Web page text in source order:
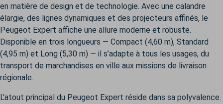
en matière de design et de technologie. Avec une calandre
élargie, des lignes dynamiques et des projecteurs affinés, le
Peugeot Expert affiche une allure moderne et robuste.
Disponible en trois longueurs — Compact (4,60 m), Standard
(4,95 m) et Long (5,30 m) — il s’adapte à tous les usages, du
transport de marchandises en ville aux missions de livraison
régionale.
L’atout principal du Peugeot Expert réside dans sa polyvalence.